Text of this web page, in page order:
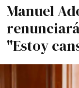
Manuel
"Estoy